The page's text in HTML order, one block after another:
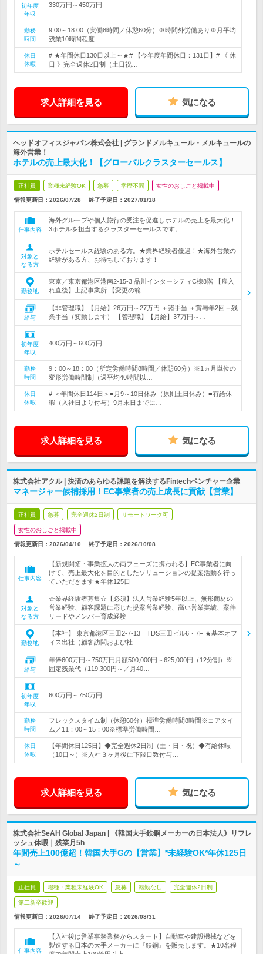
初年度
年収
330万円～450万円
勤務
時間
9:00～18:00（実働8時間／休憩60分）※時間外労働あり※月平均
残業10時間程度
休日
休暇
# ★年間休日130日以上～★# 【今年度年間休日：131日】# 《 休
日 》完全週休2日制（土日祝…
求人詳細を見る 気になる
ヘッドオフィスジャパン株式会社 | グランドメルキュール・メルキュールの
海外営業！
ホテルの売上最大化！【グローバルクラスターセールス】
正社員 業種未経験OK 急募 学歴不問 女性のおしごと掲載中
情報更新日：2026/07/28 終了予定日： 2027/01/18
仕事内容
海外グループや個人旅行の受注を促進しホテルの売上を最大化！
3ホテルを担当するクラスターセールスです。
対象と
なる方
ホテルセールス経験のある方。★業界経験者優遇！★海外営業の
経験がある方、お待ちしております！
勤務地
東京／東京都港区港南2-15-3 品川インターシティC棟8階 【雇入
れ直後】上記事業所 【変更の範…
給与
【非管理職】【月給】26万円～27万円 ＋諸手当 ＋賞与年2回＋残
業手当（変動します） 【管理職】【月給】37万円～…
初年度
年収
400万円～600万円
勤務
時間
9：00～18：00（所定労働時間8時間／休憩60分）※1ヵ月単位の
変形労働時間制（週平均40時間以…
休日
休暇
# ＜年間休日114日＞■月9～10日休み（原則土日休み）■有給休
暇（入社日より付与）9月末日までに…
求人詳細を見る 気になる
株式会社アクル | 決済のあらゆる課題を解決するFintechベンチャー企業
マネージャー候補採用！EC事業者の売上成長に貢献【営業】
正社員 急募 完全週休2日制 リモートワーク可
女性のおしごと掲載中
情報更新日：2026/04/10 終了予定日： 2026/10/08
仕事内容
【新規開拓・事業拡大の両フェーズに携われる】EC事業者に向
けて、売上最大化を目的としたソリューションの提案活動を行っ
ていただきます★年休125日
対象と
なる方
☆業界経験者募集☆【必須】法人営業経験5年以上、無形商材の
営業経験、顧客課題に応じた提案営業経験、高い営業実績、案件
リードやメンバー育成経験
勤務地
【本社】 東京都港区三田2-7-13 TDS三田ビル6・7F ★基本オフ
ィス出社（顧客訪問および社…
給与
年俸600万円～750万円月額500,000円～625,000円（12分割）※
固定残業代（119,300円～／月40…
初年度
年収
600万円～750万円
勤務
時間
フレックスタイム制（休憩60分）標準労働時間8時間※コアタイ
ム／11：00～15：00※標準労働時間…
休日
休暇
【年間休日125日】◆完全週休2日制（土・日・祝）◆有給休暇
（10日～）※入社３ヶ月後に下限日数付与…
求人詳細を見る 気になる
株式会社SeAH Global Japan | 《韓国大手鉄鋼メーカーの日本法人》リフレ
ッシュ休暇｜残業月5h
年間売上100億超！韓国大手Gの【営業】*未経験OK*年休125日
～
正社員 職種・業種未経験OK 急募 転勤なし 完全週休2日制
第二新卒歓迎
情報更新日：2026/07/14 終了予定日： 2026/08/31
仕事内容
【入社後は営業事務業務からスタート】自動車や建設機械などを
製造する日本の大手メーカーに『鉄鋼』を販売します。★10名程